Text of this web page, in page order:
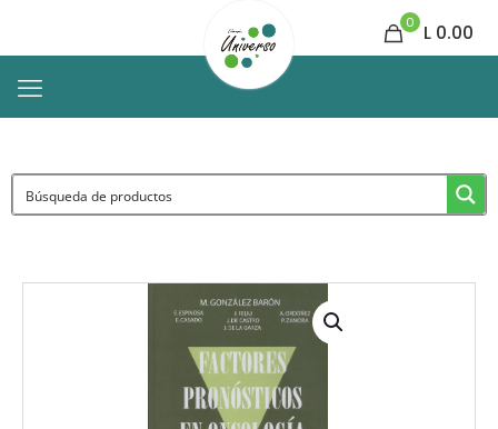
0 L 0.00